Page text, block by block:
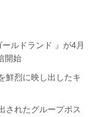
ルドランド 』が4月
開始
鮮烈に映し出したキ
されたグループポス